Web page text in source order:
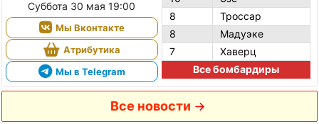
Суббота 30 мая 19:00
Мы Вконтакте
Атрибутика
Мы в Telegram
8
Троссар
8
Мадуэке
7
Хаверц
Все бомбардиры
Все новости